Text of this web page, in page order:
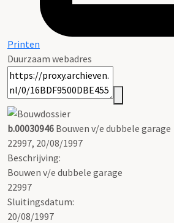
Printen
Duurzaam webadres
b.00030946 Bouwen v/e dubbele garage
22997, 20/08/1997
Beschrijving:
Bouwen v/e dubbele garage
22997
Sluitingsdatum:
20/08/1997